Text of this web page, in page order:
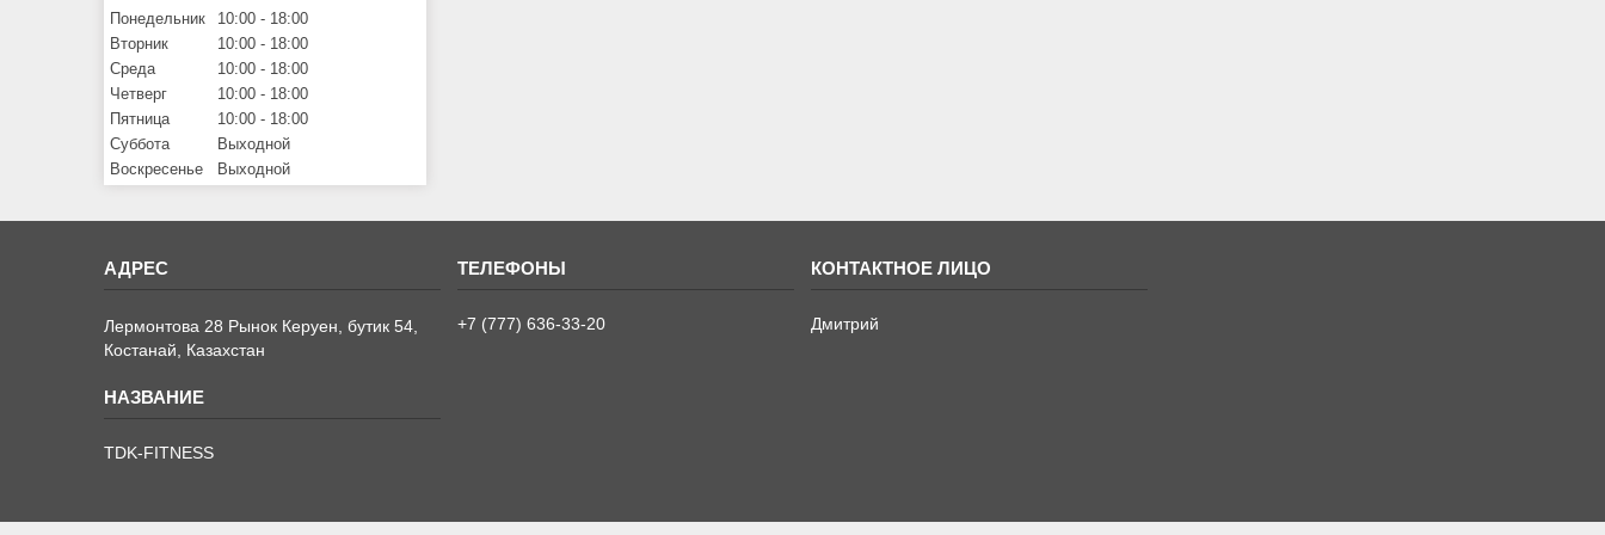
Понедельник 10:00
18:00
Вторник
10:00
18:00
Среда
10:00
18:00
Четверг
10:00
18:00
Пятница
10:00
18:00
Суббота
Выходной
Воскресенье
Выходной
Лермонтова 28 Рынок Керуен, бутик 54,
Костанай, Казахстан
TDK-FITNESS
+7 (777) 636-33-20 Дмитрий